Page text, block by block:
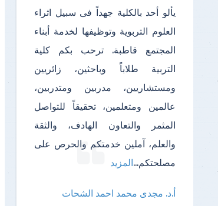
يألو أحد بالكلية جهداً فى سبيل اثراء
العلوم التربوية وتوظيفها لخدمة أبناء
المجتمع قاطبة. ترحب بكم كلية
التربية طلاباً وباحثين، زائريين
ومستشاريين، مدربين ومتدربين،
عالمين ومتعلمين، تحقيقاً للتواصل
المثمر والتعاون الهادف، والثقة
والعلم، آملين خدمتكم والحرص على
مصلحتكم...المزيد
أ.د. مجدى محمد احمد الشحات